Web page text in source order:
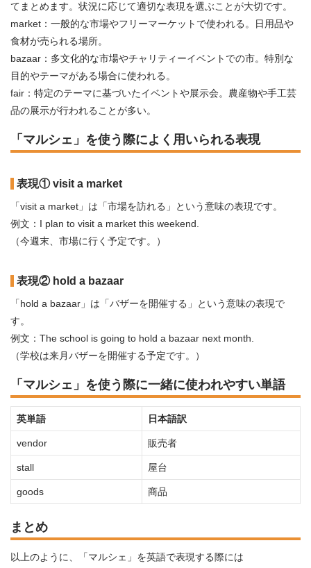
てまとめます。状況に応じて適切な表現を選ぶことが大切です。
market：一般的な市場やフリーマーケットで使われる。日用品や
食材が売られる場所。
bazaar：多文化的な市場やチャリティーイベントでの市。特別な
目的やテーマがある場合に使われる。
fair：特定のテーマに基づいたイベントや展示会。農産物や手工芸
品の展示が行われることが多い。
「マルシェ」を使う際によく用いられる表現
表現① visit a market
「visit a market」は「市場を訪れる」という意味の表現です。
例文：I plan to visit a market this weekend.
（今週末、市場に行く予定です。）
表現② hold a bazaar
「hold a bazaar」は「バザーを開催する」という意味の表現で
す。
例文：The school is going to hold a bazaar next month.
（学校は来月バザーを開催する予定です。）
「マルシェ」を使う際に一緒に使われやすい単語
英単語 日本語訳
vendor 販売者
stall 屋台
goods 商品
まとめ
以上のように、「マルシェ」を英語で表現する際には